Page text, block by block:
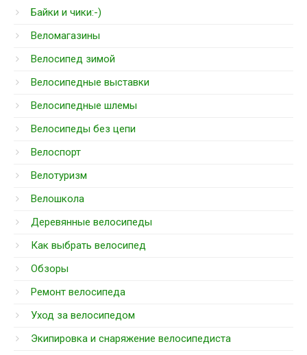
Байки и чики:-)
Веломагазины
Велосипед зимой
Велосипедные выставки
Велосипедные шлемы
Велосипеды без цепи
Велоспорт
Велотуризм
Велошкола
Деревянные велосипеды
Как выбрать велосипед
Обзоры
Ремонт велосипеда
Уход за велосипедом
Экипировка и снаряжение велосипедиста